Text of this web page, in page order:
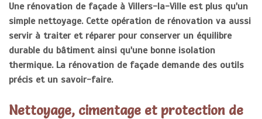
Une rénovation de façade à Villers-la-Ville est plus qu'un
simple nettoyage. Cette opération de rénovation va aussi
servir à traiter et réparer pour conserver un équilibre
durable du bâtiment ainsi qu'une bonne isolation
thermique. La rénovation de façade demande des outils
précis et un savoir-faire.
Nettoyage, cimentage et protection de